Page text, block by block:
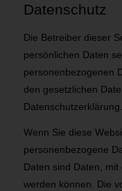
Datenschutz
Die Betreiber dieser
persönlichen Daten
personenbezogenen
den gesetzlichen
Datenschutzerklärung.
Wenn Sie diese
personenbezogene
Daten sind Daten,
werden können. Die